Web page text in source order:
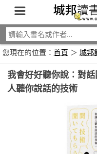
您現在的位置： 首頁 ＞ 城邦
我會好好聽你說：對
人聽你說話的技術